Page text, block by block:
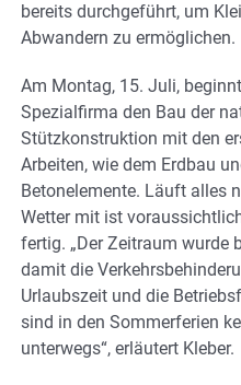
bereits durchgeführt, um
Abwandern zu ermöglichen.
Am Montag, 15. Juli,
Spezialfirma den Bau der
Stützkonstruktion mit den
Arbeiten, wie dem Erdbau
Betonelemente. Läuft alles
Wetter mit ist
fertig. „Der Zeitraum wurde
damit die
Urlaubszeit und die
sind in den Sommerferien
unterwegs“, erläutert Kleber.